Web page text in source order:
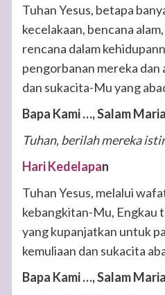
Tuhan Yesus, betapa
kecelakaan, bencana
rencana dalam
pengorbanan mereka dan
dan sukacita-Mu yang
Bapa Kami …,Salam
Tuhan, berilah mereka
Hari Kedelapan
Tuhan Yesus, melalui
kebangkitan-Mu, Engkau
yang kupanjatkan untuk
kemuliaan dan sukacita
Bapa Kami …,Salam